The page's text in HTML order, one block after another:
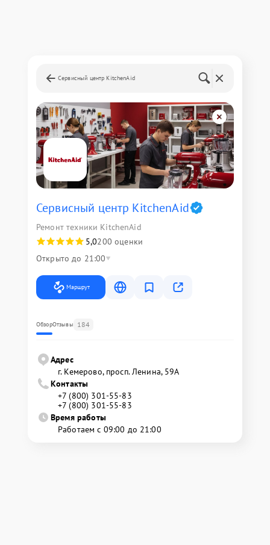
Сервисный центр KitchenAid
Сервисный центр KitchenAid
Ремонт техники KitchenAid
5,0200 оценки
Открыто до 21:00
Маршрут
ОбзорОтзывы 184
Адрес
г. Кемерово, просп. Ленина, 59А
Контакты
+7 (800) 301-55-83
+7 (800) 301-55-83
Время работы
Работаем с 09:00 до 21:00